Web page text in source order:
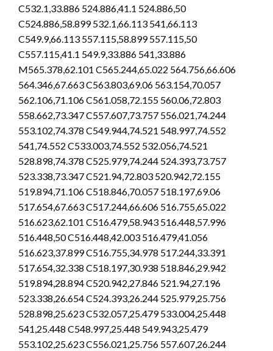
C532.1,33.886 524.886,41.1 524.886,50
C524.886,58.899 532.1,66.113 541,66.113
C549.9,66.113 557.115,58.899 557.115,50
C557.115,41.1 549.9,33.886 541,33.886
M565.378,62.101 C565.244,65.022 564.756,66.606
564.346,67.663 C563.803,69.06 563.154,70.057
562.106,71.106 C561.058,72.155 560.06,72.803
558.662,73.347 C557.607,73.757 556.021,74.244
553.102,74.378 C549.944,74.521 548.997,74.552
541,74.552 C533.003,74.552 532.056,74.521
528.898,74.378 C525.979,74.244 524.393,73.757
523.338,73.347 C521.94,72.803 520.942,72.155
519.894,71.106 C518.846,70.057 518.197,69.06
517.654,67.663 C517.244,66.606 516.755,65.022
516.623,62.101 C516.479,58.943 516.448,57.996
516.448,50 C516.448,42.003 516.479,41.056
516.623,37.899 C516.755,34.978 517.244,33.391
517.654,32.338 C518.197,30.938 518.846,29.942
519.894,28.894 C520.942,27.846 521.94,27.196
523.338,26.654 C524.393,26.244 525.979,25.756
528.898,25.623 C532.057,25.479 533.004,25.448
541,25.448 C548.997,25.448 549.943,25.479
553.102,25.623 C556.021,25.756 557.607,26.244